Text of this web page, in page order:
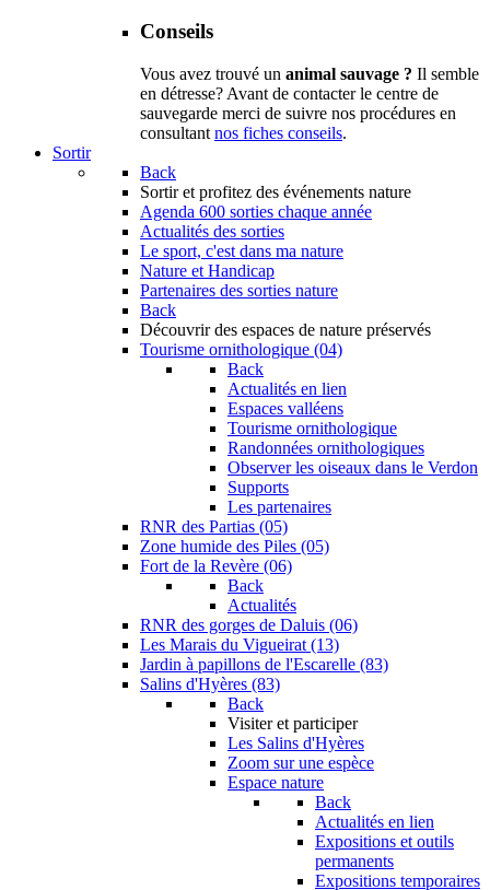
Conseils
Vous avez trouvé un animal sauvage ? Il semble
en détresse? Avant de contacter le centre de
sauvegarde merci de suivre nos procédures en
consultant nos fiches conseils.
Sortir
Back
Sortir et profitez des événements nature
Agenda 600 sorties chaque année
Actualités des sorties
Le sport, c'est dans ma nature
Nature et Handicap
Partenaires des sorties nature
Back
Découvrir des espaces de nature préservés
Tourisme ornithologique (04)
Back
Actualités en lien
Espaces valléens
Tourisme ornithologique
Randonnées ornithologiques
Observer les oiseaux dans le Verdon
Supports
Les partenaires
RNR des Partias (05)
Zone humide des Piles (05)
Fort de la Revère (06)
Back
Actualités
RNR des gorges de Daluis (06)
Les Marais du Vigueirat (13)
Jardin à papillons de l'Escarelle (83)
Salins d'Hyères (83)
Back
Visiter et participer
Les Salins d'Hyères
Zoom sur une espèce
Espace nature
Back
Actualités en lien
Expositions et outils
permanents
Expositions temporaires